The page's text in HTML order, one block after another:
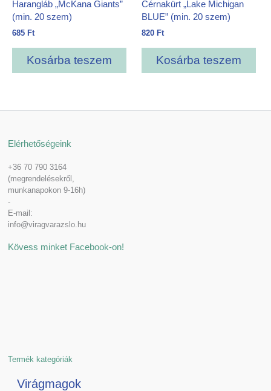
Harangláb „McKana Giants”
(min. 20 szem)
685 Ft
Kosárba teszem
Cérnakürt „Lake Michigan
BLUE” (min. 20 szem)
820 Ft
Kosárba teszem
Elérhetőségeink
+36 70 790 3164
(megrendelésekről,
munkanapokon 9-16h)
-
E-mail:
info@viragvarazslo.hu
Kövess minket Facebook-on!
Termék kategóriák
Virágmagok